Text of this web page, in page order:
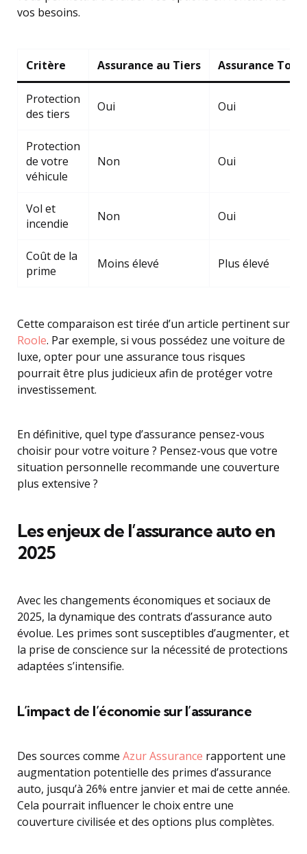
vos besoins.
Critère Assurance au Tiers Assurance Tous
Protection
des tiers
Oui Oui
Protection
de votre
véhicule
Non Oui
Vol et
incendie
Non Oui
Coût de la
prime
Moins élevé Plus élevé
Cette comparaison est tirée d’un article pertinent sur
Roole. Par exemple, si vous possédez une voiture de
luxe, opter pour une assurance tous risques
pourrait être plus judicieux afin de protéger votre
investissement.
En définitive, quel type d’assurance pensez-vous
choisir pour votre voiture ? Pensez-vous que votre
situation personnelle recommande une couverture
plus extensive ?
Les enjeux de l’assurance auto en
2025
Avec les changements économiques et sociaux de
2025, la dynamique des contrats d’assurance auto
évolue. Les primes sont susceptibles d’augmenter, et
la prise de conscience sur la nécessité de protections
adaptées s’intensifie.
L’impact de l’économie sur l’assurance
Des sources comme Azur Assurance rapportent une
augmentation potentielle des primes d’assurance
auto, jusqu’à 26% entre janvier et mai de cette année.
Cela pourrait influencer le choix entre une
couverture civilisée et des options plus complètes.